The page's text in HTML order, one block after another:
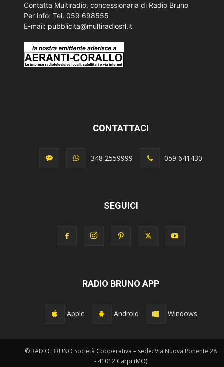
Contatta Multiradio, concessionaria di Radio Bruno
Per info: Tel. 059 698555
E-mail: pubblicita@multiradiosrl.it
CONTATTACI
348 2559999 059 641430
SEGUICI
RADIO BRUNO APP
Apple Android Windows
© RADIO BRUNO Società Cooperativa – sede: Via Nuova Ponente 28
- 41012 Carpi (MO)